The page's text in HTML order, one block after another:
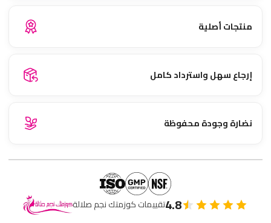
منتجات أصلية
إرجاع سهل واسترداد كامل
نضارة وجودة محفوظة
4.8تقييمات كوزمتك نجم صلالة